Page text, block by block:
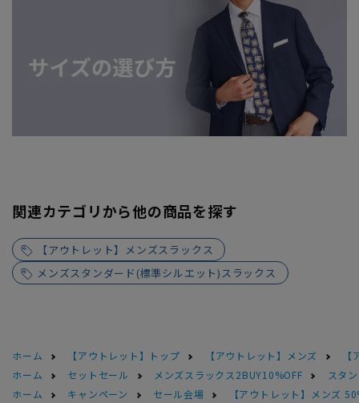
関連カテゴリから他の商品を探す
【アウトレット】メンズスラックス
メンズスタンダード(標準シルエット)スラックス
ホーム 【アウトレット】トップ 【アウトレット】メンズ
ホーム
セットセール メンズスラックス2BUY10%OFF
スタ
ホーム
キャンペーン セール会場 【アウトレット】メンズ